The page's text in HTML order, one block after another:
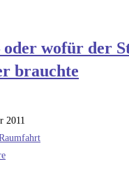
wofür der
brauchte
2011